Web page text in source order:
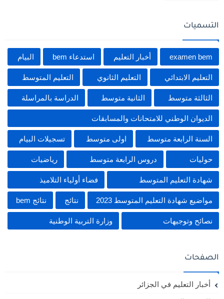
التسميات
examen bem أخبار التعليم استدعاء bem البيام
التعليم الابتدائي التعليم الثانوي التعليم المتوسط
الثالثة متوسط الثانية متوسط الدراسة بالمراسلة
الديوان الوطني للامتحانات والمسابقات
السنة الرابعة متوسط اولى متوسط تسجيلات البيام
حوليات دروس الرابعة متوسط رياضيات
شهادة التعليم المتوسط فضاء أولياء التلاميذ
مواضيع شهادة التعليم المتوسط 2023 نتائج نتائج bem
نصائح وتوجيهات وزارة التربية الوطنية
الصفحات
أخبار التعليم في الجزائر